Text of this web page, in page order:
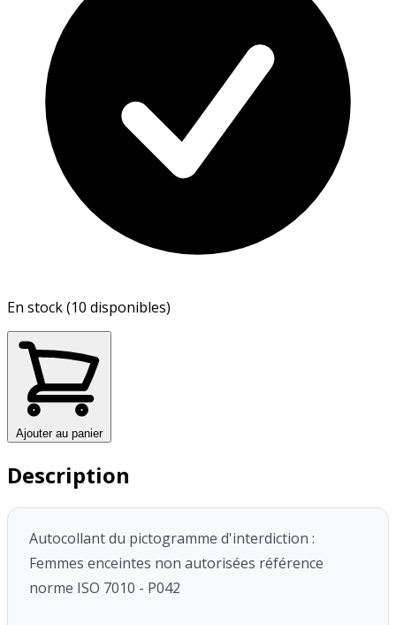
En stock (10 disponibles)
Ajouter au panier
Description
Autocollant du pictogramme d'interdiction :
Femmes enceintes non autorisées référence
norme ISO 7010 - P042